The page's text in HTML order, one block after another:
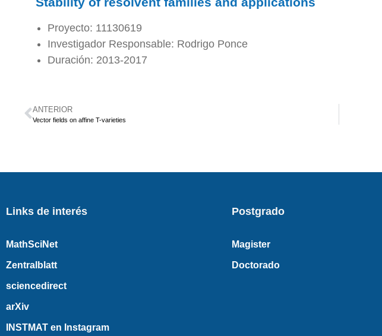
Proyecto: 11130619
Investigador Responsable: Rodrigo Ponce
Duración: 2013-2017
ANTERIOR
Vector fields on affine T-varieties
Links de interés
MathSciNet
Zentralblatt
sciencedirect
arXiv
INSTMAT en Instagram
Postgrado
Magister
Doctorado